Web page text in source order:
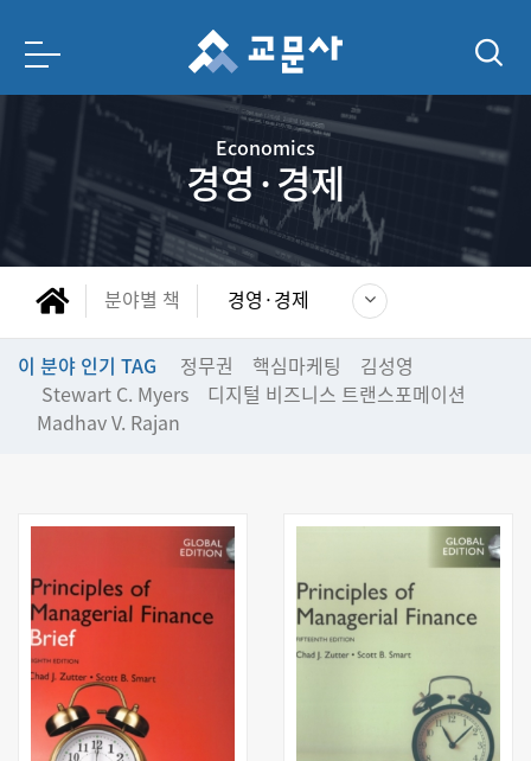
Economics
경영·경제
분야별 책 경영·경제
이 분야 인기 TAG 정무권 핵심마케팅
김성영
Stewart C. Myers
디지털 비즈니스 트랜스포메이션
Madhav V. Rajan